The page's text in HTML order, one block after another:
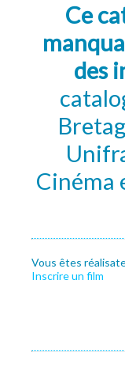
Ce
des
Cinéma
Vous êtes
Inscrire un film